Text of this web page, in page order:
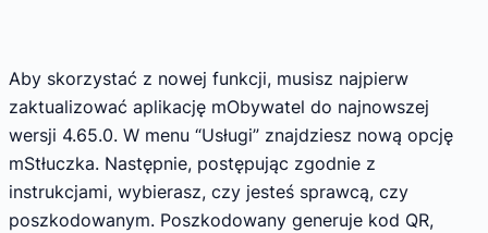
Aby skorzystać z nowej funkcji, musisz najpierw
zaktualizować aplikację mObywatel do najnowszej
wersji 4.65.0. W menu “Usługi” znajdziesz nową opcję
mStłuczka. Następnie, postępując zgodnie z
instrukcjami, wybierasz, czy jesteś sprawcą, czy
poszkodowanym. Poszkodowany generuje kod QR,